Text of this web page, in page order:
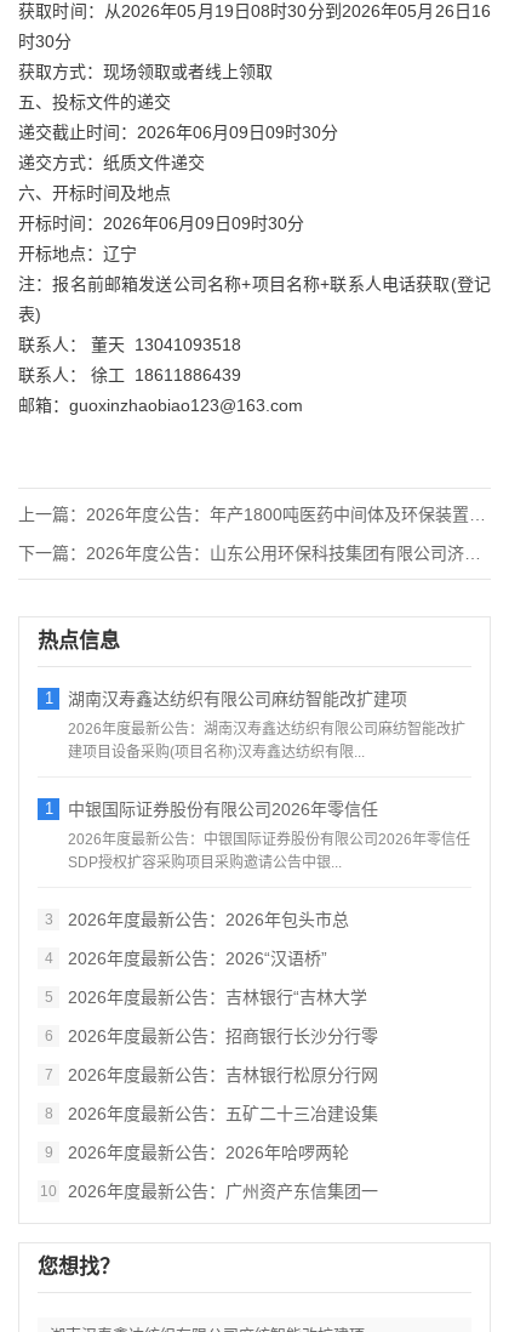
获取时间：从2026年05月19日08时30分到2026年05月26日16
时30分
获取方式：现场领取或者线上领取
五、投标文件的递交
递交截止时间：2026年06月09日09时30分
递交方式：纸质文件递交
六、开标时间及地点
开标时间：2026年06月09日09时30分
开标地点：辽宁
注：报名前邮箱发送公司名称+项目名称+联系人电话获取(登记
表)
联系人： 董天 13041093518
联系人： 徐工 18611886439
邮箱：guoxinzhaobiao123@163.com
上一篇： 2026年度公告：年产1800吨医药中间体及环保装置升级改造
下一篇： 2026年度公告：山东公用环保科技集团有限公司济宁市现代渔业
热点信息
1 湖南汉寿鑫达纺织有限公司麻纺智能改扩建项
2026年度最新公告：湖南汉寿鑫达纺织有限公司麻纺智能改扩
建项目设备采购(项目名称)汉寿鑫达纺织有限...
1 中银国际证券股份有限公司2026年零信任
2026年度最新公告：中银国际证券股份有限公司2026年零信任
SDP授权扩容采购项目采购邀请公告中银...
3 2026年度最新公告：2026年包头市总
4 2026年度最新公告：2026“汉语桥”
5 2026年度最新公告：吉林银行“吉林大学
6 2026年度最新公告：招商银行长沙分行零
7 2026年度最新公告：吉林银行松原分行网
8 2026年度最新公告：五矿二十三冶建设集
9 2026年度最新公告：2026年哈啰两轮
10 2026年度最新公告：广州资产东信集团一
您想找？